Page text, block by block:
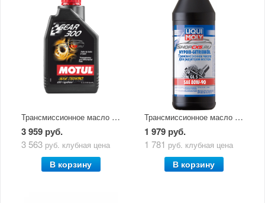
Трансмиссионное масло Motul GEAR 300 75W-90 1л
3 959 руб.
3 563 руб. клубная цена
В корзину
Трансмиссионное масло Liqui Moly 80W-90 GL-5 1л
1 979 руб.
1 781 руб. клубная цена
В корзину